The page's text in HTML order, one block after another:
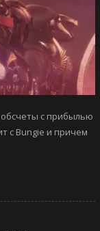
с прибылью
с Bungie и причем